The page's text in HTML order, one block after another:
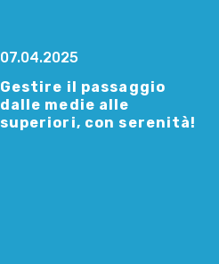
07.04.2025
Gestire il passaggio
dalle medie alle
superiori, con serenità!